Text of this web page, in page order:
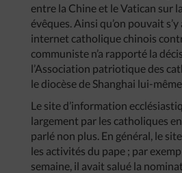
entre la Chine et le Vatican sur
évêques. Ainsi qu’on pouvait
internet catholique chinois
communiste n’a rapporté la
l’Association patriotique des
le diocèse de Shanghai lui-même.
Le site d’information
largement par les catholiques en
parlé non plus. En général, le
les activités du pape ; par
semaine, il avait salué la